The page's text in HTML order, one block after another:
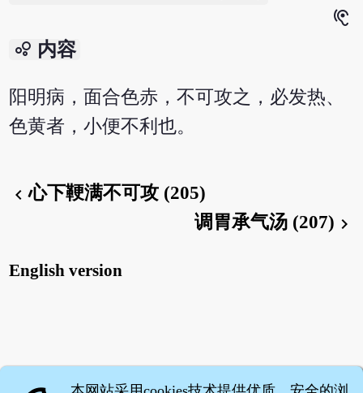
hearing
bubble_chart 内容
阳明病，面合色赤，不可攻之，必发热、
色黄者，小便不利也。
chevron_left心下鞕满不可攻 (205)
调胃承气汤 (207) chevron_right
English version